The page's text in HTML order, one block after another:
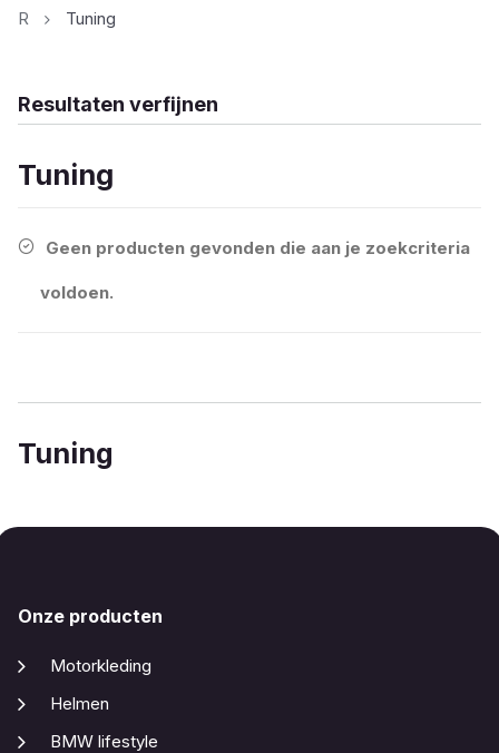
R
Tuning
Tuning
Geen producten gevonden die aan je zoekcriteria
voldoen.
Resultaten verfijnen
Tuning
Onze producten
Motorkleding
Helmen
BMW lifestyle